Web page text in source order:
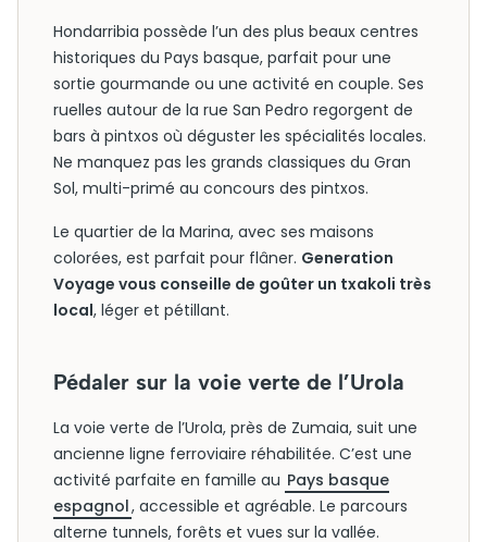
Hondarribia possède l’un des plus beaux centres
historiques du Pays basque, parfait pour une
sortie gourmande ou une activité en couple. Ses
ruelles autour de la rue San Pedro regorgent de
bars à pintxos où déguster les spécialités locales.
Ne manquez pas les grands classiques du Gran
Sol, multi-primé au concours des pintxos.
Le quartier de la Marina, avec ses maisons
colorées, est parfait pour flâner. Generation
Voyage vous conseille de goûter un txakoli très
local, léger et pétillant.
Pédaler sur la voie verte de l’Urola
La voie verte de l’Urola, près de Zumaia, suit une
ancienne ligne ferroviaire réhabilitée. C’est une
activité parfaite en famille au Pays basque
espagnol, accessible et agréable. Le parcours
alterne tunnels, forêts et vues sur la vallée.